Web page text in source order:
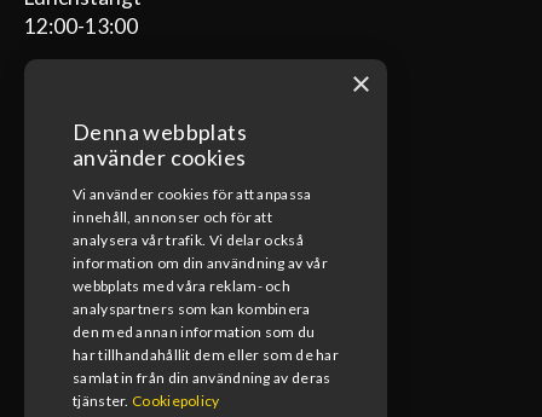
12:00-13:00
ÖPPETTIDER VERKSTAD
Måndag-Fredag
08:00-17:00
Lunchstängt
12:00-13:00
×
Denna webbplats
använder cookies
Vi använder cookies för att anpassa
innehåll, annonser och för att
analysera vår trafik. Vi delar också
information om din användning av vår
webbplats med våra reklam- och
analyspartners som kan kombinera
den med annan information som du
har tillhandahållit dem eller som de har
samlat in från din användning av deras
tjänster. Cookiepolicy